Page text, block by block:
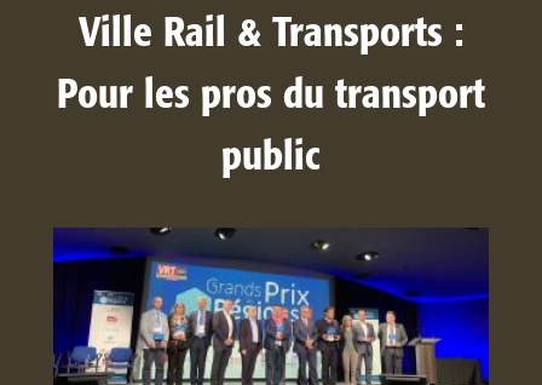
Ville Rail & Transports :
Pour les pros du transport
public